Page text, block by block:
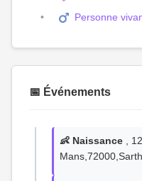
Personne
📅 Événements
👶 Naissance ,